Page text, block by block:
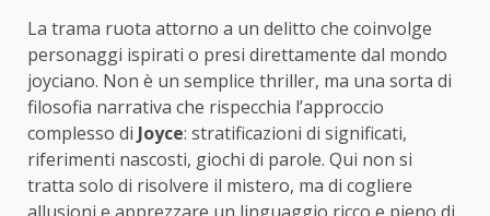
La trama ruota attorno a un delitto che coinvolge
personaggi ispirati o presi direttamente dal mondo
joyciano. Non è un semplice thriller, ma una sorta di
filosofia narrativa che rispecchia l’approccio
complesso di Joyce: stratificazioni di significati,
riferimenti nascosti, giochi di parole. Qui non si
tratta solo di risolvere il mistero, ma di cogliere